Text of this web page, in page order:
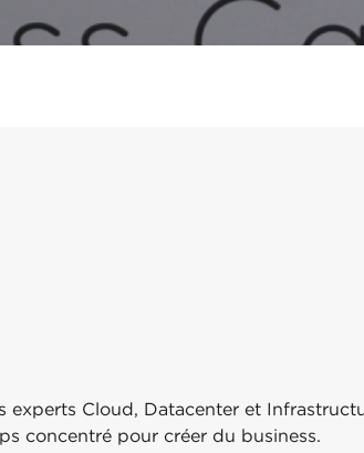
Cloud, Datacenter et
concentré pour créer du business.